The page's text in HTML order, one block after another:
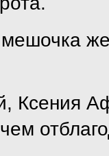
Ксения